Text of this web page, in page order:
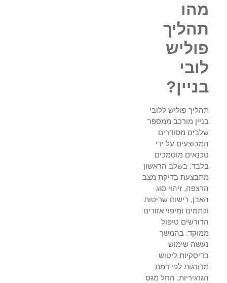
מהו
תהליך
פוליש
לובי
בניין?
תהליך פוליש ללובי
בניין מורכב ממספר
שלבים מסודרים
המבוצעים על ידי
טכנאים מוסמכים
בלבד. בשלב הראשון
מתבצעת בדיקת מצב
הרצפה, זיהוי סוג
האבן, רישום שריטות
וכתמים ומיפוי אזורים
הדורשים טיפול
ממוקד. בהמשך
נעשה שימוש
בדיסקיות ליטוש
מדורגות לפי רמת
הגרגיריות, החל מגס